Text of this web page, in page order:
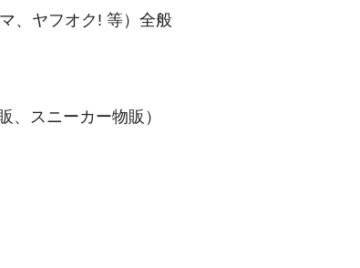
、ヤフオク! 等）全般
、スニーカー物販）